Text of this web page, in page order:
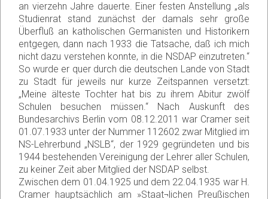
an vierzehn Jahre dauerte. Einer festen Anstellung „als
Studienrat stand zunächst der damals sehr große
Überfluß an katholischen Germanisten und Historikern
entgegen, dann nach 1933 die Tatsache, daß ich mich
nicht dazu verstehen konnte, in die NSDAP einzutreten.“
So wurde er quer durch die deutschen Lande von Stadt
zu Stadt für jeweils nur kurze Zeitspannen versetzt:
„Meine älteste Tochter hat bis zu ihrem Abitur zwölf
Schulen besuchen müssen.“ Nach Auskunft des
Bundesarchivs Berlin vom 08.12.2011 war Cramer seit
01.07.1933 unter der Nummer 112602 zwar Mitglied im
NS-Lehrerbund „NSLB“, der 1929 gegründeten und bis
1944 bestehenden Vereinigung der Lehrer aller Schulen,
zu keiner Zeit aber Mitglied der NSDAP selbst.
Zwischen dem 01.04.1925 und dem 22.04.1935 war H.
Cramer hauptsächlich am »Staat¬lichen Preußischen